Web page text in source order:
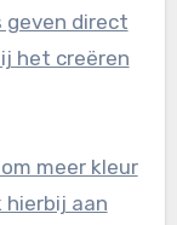
geven direct
het creëren
meer kleur
hierbij aan